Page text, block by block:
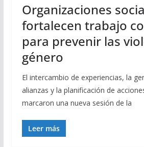
Organizaciones
fortalecen trabajo
para prevenir las
género
El intercambio de experiencias, la
alianzas y la planificación de
marcaron una nueva sesión de la
Leer más